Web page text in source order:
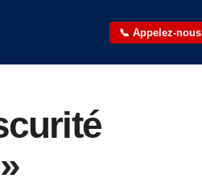
📞 Appelez-nous